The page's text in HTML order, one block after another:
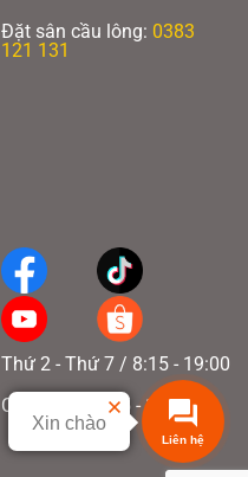
Đặt sân cầu lông: 0383
121 131
Thứ 2 - Thứ 7 / 8:15 - 19:00
Chủ nhật / 8:15 - 17:00
Liên hệ
Xin chào